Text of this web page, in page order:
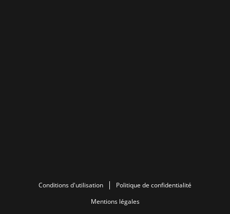
Conditions d'utilisation
Politique de confidentialité
Mentions légales